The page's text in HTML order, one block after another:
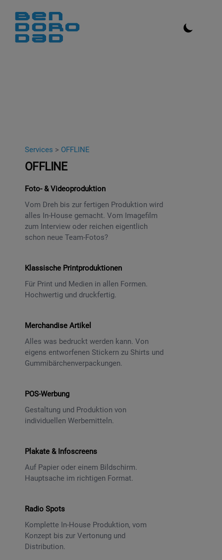
Services > OFFLINE
OFFLINE
Foto- & Videoproduktion
Vom Dreh bis zur fertigen Produktion wird
alles In-House gemacht. Vom Imagefilm
zum Interview oder reichen eigentlich
schon neue Team-Fotos?
Klassische Printproduktionen
Für Print und Medien in allen Formen.
Hochwertig und druckfertig.
Merchandise Artikel
Alles was bedruckt werden kann. Von
eigens entworfenen Stickern zu Shirts und
Gummibärchenverpackungen.
POS-Werbung
Gestaltung und Produktion von
individuellen Werbemitteln.
Plakate & Infoscreens
Auf Papier oder einem Bildschirm.
Hauptsache im richtigen Format.
Radio Spots
Komplette In-House Produktion, vom
Konzept bis zur Vertonung und
Distribution.